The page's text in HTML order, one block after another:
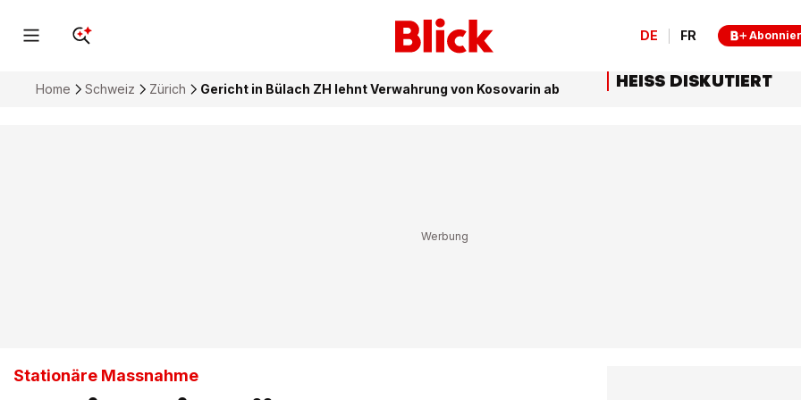
DE FR
Home Schweiz Zürich Gericht in Bülach ZH lehnt Verwahrung von Kosovarin ab
Stationäre Massnahme
HEISS DISKUTIERT